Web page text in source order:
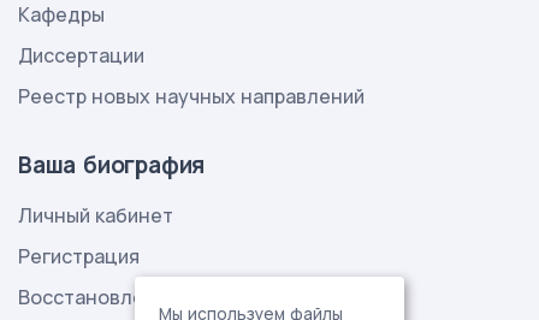
Кафедры
Диссертации
Реестр новых научных направлений
Ваша биография
Личный кабинет
Регистрация
Восстановление пароля
Мы используем файлы